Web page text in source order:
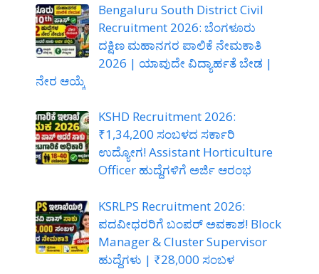
Bengaluru South District Civil
Recruitment 2026: ಬೆಂಗಳೂರು
ದಕ್ಷಿಣ ಮಹಾನಗರ ಪಾಲಿಕೆ ನೇಮಕಾತಿ
2026 | ಯಾವುದೇ ವಿದ್ಯಾರ್ಹತೆ ಬೇಡ |
ನೇರ ಆಯ್ಕೆ
KSHD Recruitment 2026:
₹1,34,200 ಸಂಬಳದ ಸರ್ಕಾರಿ
ಉದ್ಯೋಗ! Assistant Horticulture
Officer ಹುದ್ದೆಗಳಿಗೆ ಅರ್ಜಿ ಆರಂಭ
KSRLPS Recruitment 2026:
ಪದವೀಧರರಿಗೆ ಬಂಪರ್ ಅವಕಾಶ! Block
Manager & Cluster Supervisor
ಹುದ್ದೆಗಳು | ₹28,000 ಸಂಬಳ